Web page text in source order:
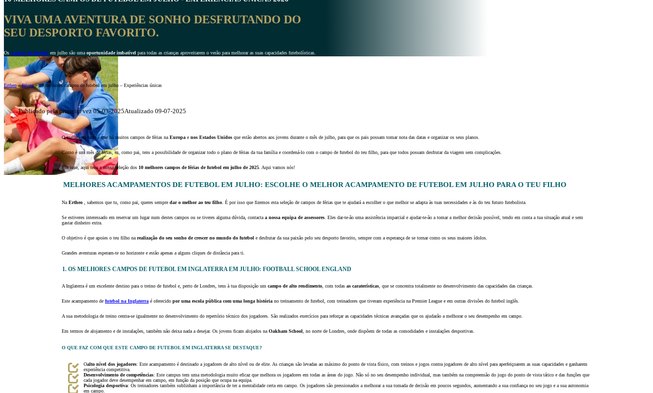
VIVA UMA AVENTURA DE SONHO DESFRUTANDO DO
SEU DESPORTO FAVORITO.
Os campos de futebol em julho são uma oportunidade imbatível para todas as crianças aproveitarem o verão para melhorar as suas capacidades futebolísticas.
Ertheo»Blogs»10 melhores campos de futebol em julho – Experiências únicas
Publicado pela primeira vez 05-03-2025Atualizado 09-07-2025
O melhor de tudo é que há muitos campos de férias na Europa e nos Estados Unidos que estão abertos aos jovens durante o mês de julho, para que os pais possam tomar nota das datas e organizar os seus planos.
Como é um mês de férias, tu, como pai, tens a possibilidade de organizar todo o plano de férias da tua família e coordená-lo com o campo de futebol do teu filho, para que todos possam desfrutar da viagem sem complicações.
Por isso, aqui tens a nossa seleção dos 10 melhores campos de férias de futebol em julho de 2025 . Aqui vamos nós!
MELHORES ACAMPAMENTOS DE FUTEBOL EM JULHO: ESCOLHE O MELHOR ACAMPAMENTO DE FUTEBOL EM JULHO PARA O TEU FILHO
NaErtheo , sabemos que tu, como pai, queres sempre dar o melhor ao teu filho. É por isso que fizemos esta seleção de campos de férias que te ajudará a escolher o que melhor se adapta às tuas necessidades e às do teu futuro futebolista.
Se estiveres interessado em reservar um lugar num destes campos ou se tiveres alguma dúvida, contactaa nossa equipa de assessores. Eles dar-te-ão uma assistência imparcial e ajudar-te-ão a tomar a melhor decisão possível, tendo em conta a tua situação atual e sem
gastar dinheiro extra.
O objetivo é que apoies o teu filho narealização do seu sonho de crescer no mundo do futebol e desfrutar da sua paixão pelo seu desporto favorito, sempre com a esperança de se tornar como os seus maiores ídolos.
Grandes aventuras esperam-te no horizonte e estão apenas a alguns cliques de distância para ti.
1. OS MELHORES CAMPOS DE FUTEBOL EM INGLATERRA EM JULHO: FOOTBALL SCHOOL ENGLAND
A Inglaterra é um excelente destino para o treino de futebol e, perto de Londres, tens à tua disposição um campo de alto rendimento , com todas as caraterísticas , que se concentra totalmente no desenvolvimento das capacidades das crianças.
Este acampamento de futebol na Inglaterra é oferecido por uma escola pública com uma longa história no treinamento de futebol, com treinadores que tiveram experiência na Premier League e em outras divisões do futebol inglês.
A sua metodologia de treino centra-se igualmente no desenvolvimento do repertório técnico dos jogadores. São realizados exercícios para reforçar as capacidades técnicas avançadas que os ajudarão a melhorar o seu desempenho em campo.
Em termos de alojamento e de instalações, também não deixa nada a desejar. Os jovens ficam alojados na Oakham School , no norte de Londres, onde dispõem de todas as comodidades e instalações desportivas.
O QUE FAZ COM QUE ESTE CAMPO DE FUTEBOL EM INGLATERRA SE DESTAQUE?
Oalto nível dos jogadores: Este acampamento é destinado a jogadores de alto nível ou de elite. As crianças são levadas ao máximo do ponto de vista físico, com treinos e jogos contra jogadores de alto nível para aperfeiçoarem as suas capacidades e ganharem
experiência competitiva.
Desenvolvimento de competências: Este campus tem uma metodologia muito eficaz que melhora os jogadores em todas as áreas do jogo. Não só no seu desempenho individual, mas também na compreensão do jogo do ponto de vista tático e das funções que
cada jogador deve desempenhar em campo, em função da posição que ocupa na equipa.
Psicologia desportiva: Os treinadores também sublinham a importância de ter a mentalidade certa em campo. Os jogadores são pressionados a melhorar a sua tomada de decisão em poucos segundos, aumentando a sua confiança no seu jogo e a sua autonomia
em campo.